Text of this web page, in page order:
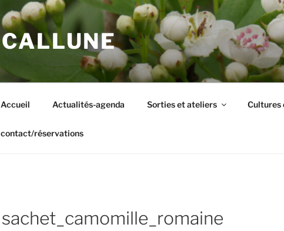
CALLUNE
Accueil Actualités-agenda Sorties et ateliers Cultures
contact/réservations
sachet_camomille_romaine